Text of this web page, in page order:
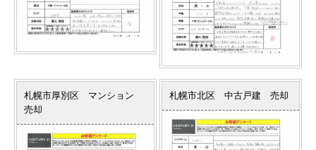
札幌市厚別区 マンション
売却
札幌市北区 中古戸建 売却